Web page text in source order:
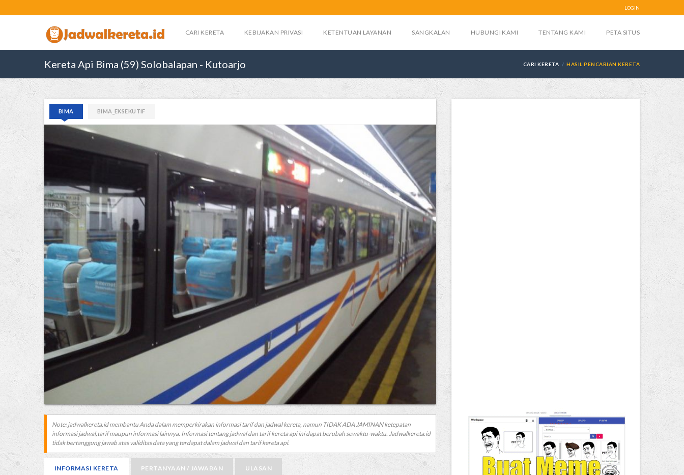
LOGIN
CARI KERETA KEBIJAKAN PRIVASI KETENTUAN LAYANAN SANGKALAN HUBUNGI KAMI TENTANG KAMI PETA SITUS
Kereta Api Bima (59) Solobalapan - Kutoarjo CARI KERETA HASIL PENCARIAN KERETA
BIMA BIMA_EKSEKUTIF
Note: jadwalkereta.id membantu Anda dalam memperkirakan informasi tarif dan jadwal kereta, namun TIDAK ADA JAMINAN ketepatan
informasi jadwal,tarif maupun informasi lainnya. Informasi tentang jadwal dan tarif kereta api ini dapat berubah sewaktu-waktu. Jadwalkereta.id
tidak bertanggung jawab atas validitas data yang terdapat dalam jadwal dan tarif kereta api.
INFORMASI KERETA PERTANYAAN / JAWABAN ULASAN